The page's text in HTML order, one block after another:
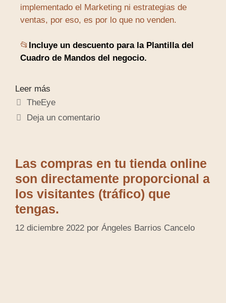
implementado el Marketing ni estrategias de
ventas, por eso, es por lo que no venden.
📂 Incluye un descuento para la Plantilla del
Cuadro de Mandos del negocio.
Leer más
TheEye
Deja un comentario
Las compras en tu tienda online
son directamente proporcional a
los visitantes (tráfico) que
tengas.
12 diciembre 2022 por Ángeles Barrios Cancelo